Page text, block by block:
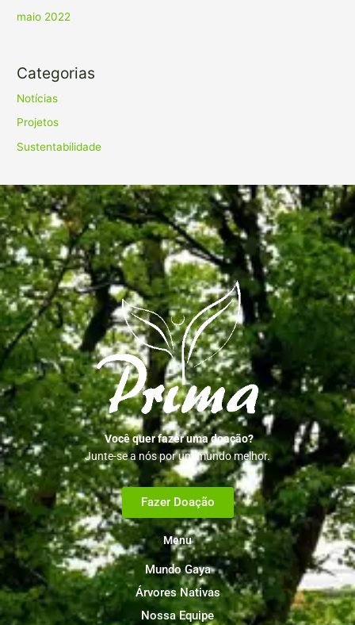
maio 2022
Categorias
Notícias
Projetos
Sustentabilidade
Você quer fazer uma doação?
Junte-se a nós por um mundo melhor.
Fazer Doação
Menu
Mundo Gaya
Árvores Nativas
Nossa Equipe